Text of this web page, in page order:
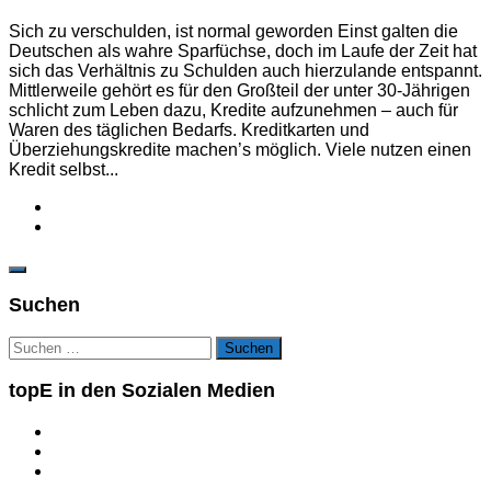
Sich zu verschulden, ist normal geworden Einst galten die
Deutschen als wahre Sparfüchse, doch im Laufe der Zeit hat
sich das Verhältnis zu Schulden auch hierzulande entspannt.
Mittlerweile gehört es für den Großteil der unter 30-Jährigen
schlicht zum Leben dazu, Kredite aufzunehmen – auch für
Waren des täglichen Bedarfs. Kreditkarten und
Überziehungskredite machen’s möglich. Viele nutzen einen
Kredit selbst...
Suchen
Suchen
nach:
topE in den Sozialen Medien